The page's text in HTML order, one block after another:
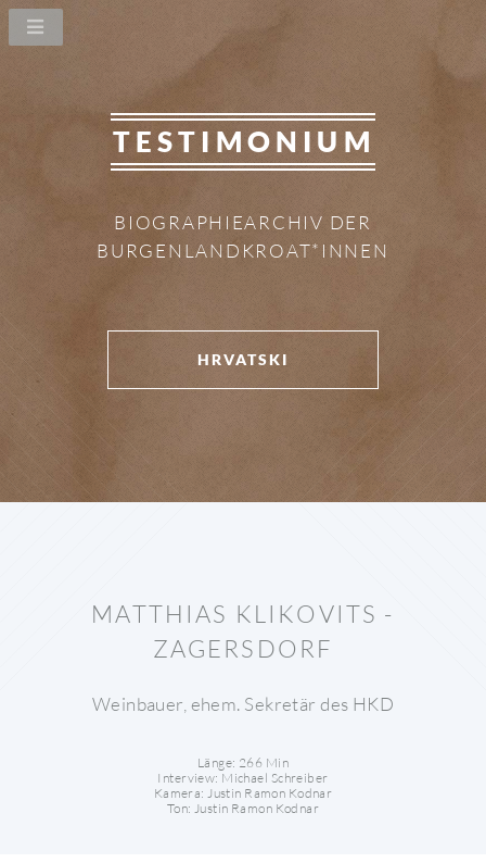
TESTIMONIUM
BIOGRAPHIEARCHIV DER
BURGENLANDKROAT*INNEN
HRVATSKI
MATTHIAS KLIKOVITS -
ZAGERSDORF
Weinbauer, ehem. Sekretär des HKD
Länge: 266 Min
Interview: Michael Schreiber
Kamera: Justin Ramon Kodnar
Ton: Justin Ramon Kodnar